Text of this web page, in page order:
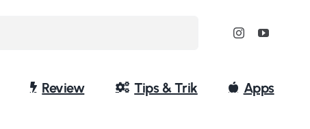
Review Tips & Trik Apps